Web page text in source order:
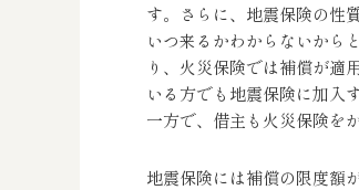
す。さらに、地震保険の性
いつ来るかわからないから
り、火災保険では補償が適
いる方でも地震保険に加入
一方で、借主も火災保険を
地震保険には補償の限度額